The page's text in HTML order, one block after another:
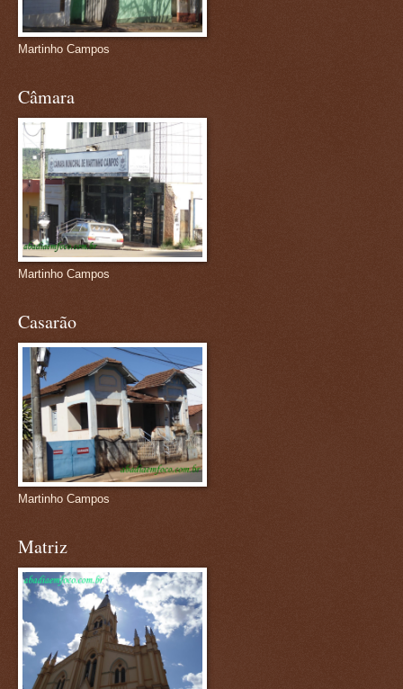
Martinho Campos
Câmara
Martinho Campos
Casarão
Martinho Campos
Matriz